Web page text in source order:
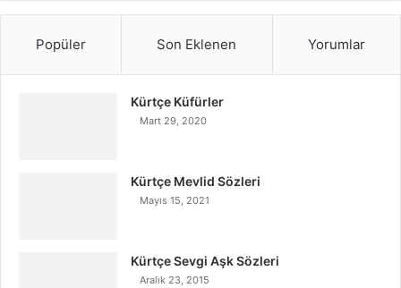
Popüler Son Eklenen Yorumlar
Kürtçe Küfürler
Mart 29, 2020
Kürtçe Mevlid Sözleri
Mayıs 15, 2021
Kürtçe Sevgi Aşk Sözleri
Aralık 23, 2015